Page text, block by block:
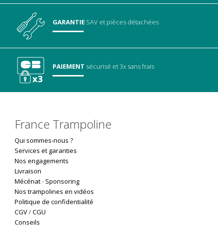
GARANTIE SAV et pièces détachées
PAIEMENT sécurisé et 3x sans frais
France Trampoline
Qui sommes-nous ?
Services et garanties
Nos engagements
Livraison
Mécénat- Sponsoring
Nos trampolines en vidéos
Politique de confidentialité
CGV/CGU
Conseils